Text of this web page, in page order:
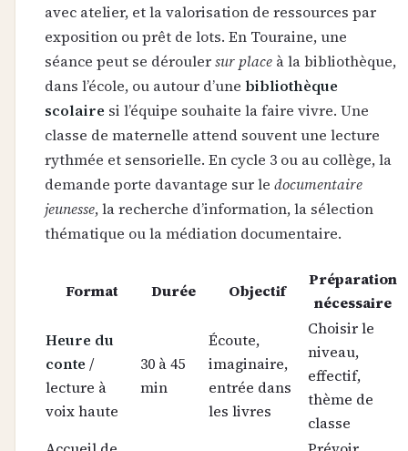
avec atelier, et la valorisation de ressources par
exposition ou prêt de lots. En Touraine, une
séance peut se déroulersur place à la bibliothèque,
dans l’école, ou autour d’une bibliothèque
scolaire si l’équipe souhaite la faire vivre. Une
classe de maternelle attend souvent une lecture
rythmée et sensorielle. En cycle 3 ou au collège, la
demande porte davantage sur le documentaire
jeunesse, la recherche d’information, la sélection
thématique ou la médiation documentaire.
Format Durée Objectif
Préparation
nécessaire
Heure du
conte /
lecture à
voix haute
30 à 45
min
Écoute,
imaginaire,
entrée dans
les livres
Choisir le
niveau,
effectif,
thème de
classe